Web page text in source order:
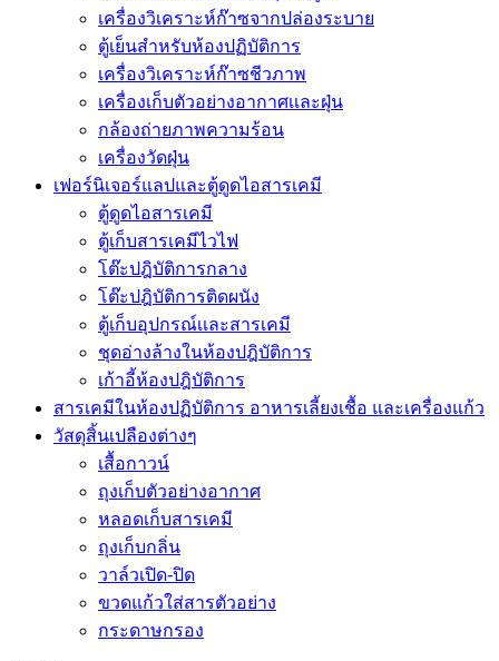
เครื่องวิเคราะห์ก๊าซจากปล่องระบาย
ตู้เย็นสำหรับห้องปฏิบัติการ
เครื่องวิเคราะห์ก๊าซชีวภาพ
เครื่องเก็บตัวอย่างอากาศเเละฝุ่น
กล้องถ่ายภาพความร้อน
เครื่องวัดฝุ่น
เฟอร์นิเจอร์แลปและตู้ดูดไอสารเคมี
ตู้ดูดไอสารเคมี
ตู้เก็บสารเคมีไวไฟ
โต๊ะปฎิบัติการกลาง
โต๊ะปฎิบัติการติดผนัง
ตู้เก็บอุปกรณ์เเละสารเคมี
ชุดอ่างล้างในห้องปฎิบัติการ
เก้าอี้ห้องปฎิบัติการ
สารเคมีในห้องปฏิบัติการ อาหารเลี้ยงเชื้อ และเครื่องแก้ว
วัสดุสิ้นเปลืองต่างๆ
เสื้อกาวน์
ถุงเก็บตัวอย่างอากาศ
หลอดเก็บสารเคมี
ถุงเก็บกลิ่น
วาล์วเปิด-ปิด
ขวดแก้วใส่สารตัวอย่าง
กระดาษกรอง